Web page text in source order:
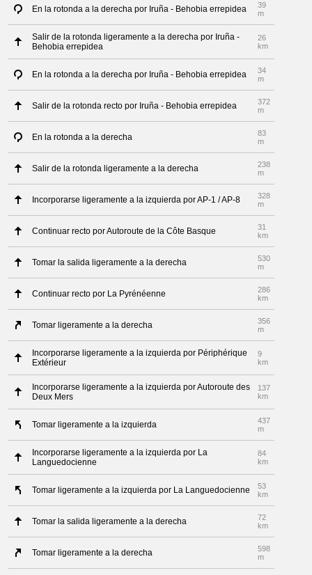
En la rotonda a la derecha por Iruña - Behobia errepidea
39
m
Salir de la rotonda ligeramente a la derecha por Iruña -
Behobia errepidea
26
km
En la rotonda a la derecha por Iruña - Behobia errepidea
34
m
Salir de la rotonda recto por Iruña - Behobia errepidea
372
m
En la rotonda a la derecha
83
m
Salir de la rotonda ligeramente a la derecha
238
m
Incorporarse ligeramente a la izquierda por AP-1 / AP-8
328
m
Continuar recto por Autoroute de la Côte Basque
31
km
Tomar la salida ligeramente a la derecha
530
m
Continuar recto por La Pyrénéenne
286
km
Tomar ligeramente a la derecha
356
m
Incorporarse ligeramente a la izquierda por Périphérique
Extérieur
9
km
Incorporarse ligeramente a la izquierda por Autoroute des
Deux Mers
137
km
Tomar ligeramente a la izquierda
437
m
Incorporarse ligeramente a la izquierda por La
Languedocienne
84
km
Tomar ligeramente a la izquierda por La Languedocienne
53
km
Tomar la salida ligeramente a la derecha
72
km
Tomar ligeramente a la derecha
598
m